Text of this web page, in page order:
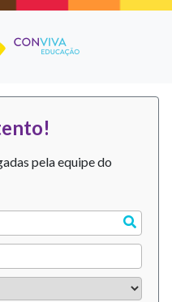
pela equipe do